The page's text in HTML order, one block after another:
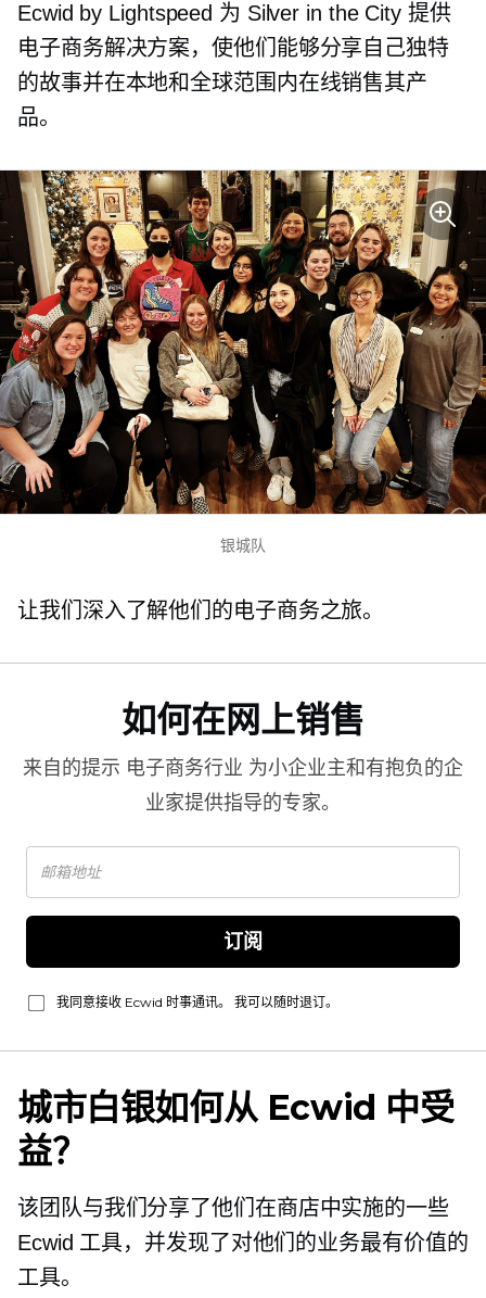
Ecwid by Lightspeed 为 Silver in the City 提供
电子商务解决方案，使他们能够分享自己独特
的故事并在本地和全球范围内在线销售其产
品。
银城队
让我们深入了解他们的电子商务之旅。
如何在网上销售
来自的提示 电子商务行业 为小企业主和有抱负的企
业家提供指导的专家。
订阅
我同意接收 Ecwid 时事通讯。 我可以随时退订。
城市白银如何从 Ecwid 中受
益？
该团队与我们分享了他们在商店中实施的一些
Ecwid 工具，并发现了对他们的业务最有价值的
工具。